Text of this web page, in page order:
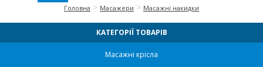
Головна > Масажери > Масажні накидки
КАТЕГОРІЇ ТОВАРІВ
Масажні крісла